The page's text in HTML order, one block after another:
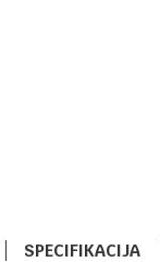
SPECIFIKACIJA